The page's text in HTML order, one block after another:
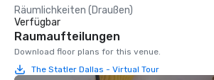
Räumlichkeiten (Draußen)
Verfügbar
Raumaufteilungen
Download floor plans for this venue.
The Statler Dallas - Virtual Tour